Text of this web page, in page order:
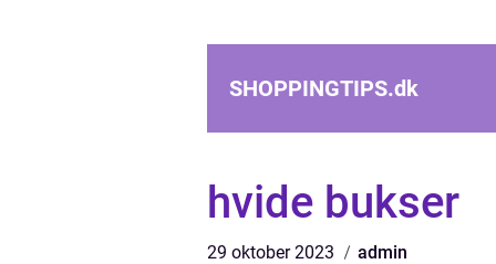
SHOPPINGTIPS.dk
hvide bukser
29 oktober 2023 admin